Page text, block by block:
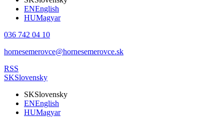
ENEnglish
HUMagyar
036 742 04 10
hornesemerovce@hornesemerovce.sk
RSS
SKSlovensky
SKSlovensky
ENEnglish
HUMagyar